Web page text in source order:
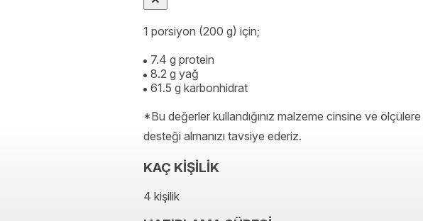
1 porsiyon (200 g) için;
7.4 g protein
8.2 g yağ
61.5 g karbonhidrat
*Bu değerler kullandığınız malzeme cinsine ve
desteği almanızı tavsiye ederiz.
KAÇ KİŞİLİK
4 kişilik